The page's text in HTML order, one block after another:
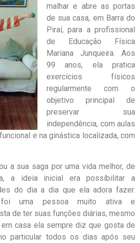
malhar e abre as portas
de sua casa, em Barra do
Piraí, para a profissional
de Educação Física
Mariana Junqueira. Aos
99 anos, ela pratica
exercícios físicos
regularmente com o
objetivo principal de
preservar sua
independência, com aulas
e na ginástica localizada, com
a sua saga por uma vida melhor, de
a ideia inicial era possibilitar a
do dia a dia que ela adora fazer.
foi uma pessoa muito ativa e
de ter suas funções diárias, mesmo
casa ela sempre diz que gosta de
particular todos os dias após seu